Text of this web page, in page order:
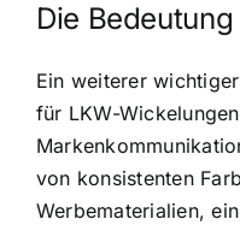
Die
Ein weiterer
für LKW-
von konsistenten
Werbematerialien,